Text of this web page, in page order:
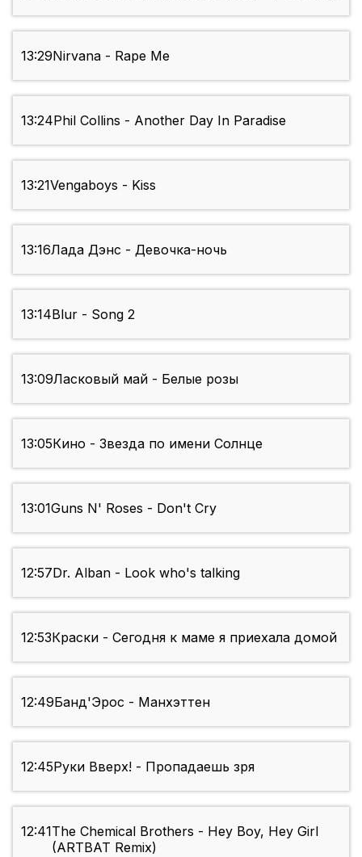
13:29Nirvana - Rape Me
13:24Phil Collins - Another Day In Paradise
13:21Vengaboys - Kiss
13:16Лада Дэнс - Девочка-ночь
13:14Blur - Song 2
13:09Ласковый май - Белые розы
13:05Кино - Звезда по имени Солнце
13:01Guns N' Roses - Don't Cry
12:57Dr. Alban - Look who's talking
12:53Краски - Сегодня к маме я приехала домой
12:49Банд'Эрос - Манхэттен
12:45Руки Вверх! - Пропадаешь зря
12:41The Chemical Brothers - Hey Boy, Hey Girl
(ARTBAT Remix)